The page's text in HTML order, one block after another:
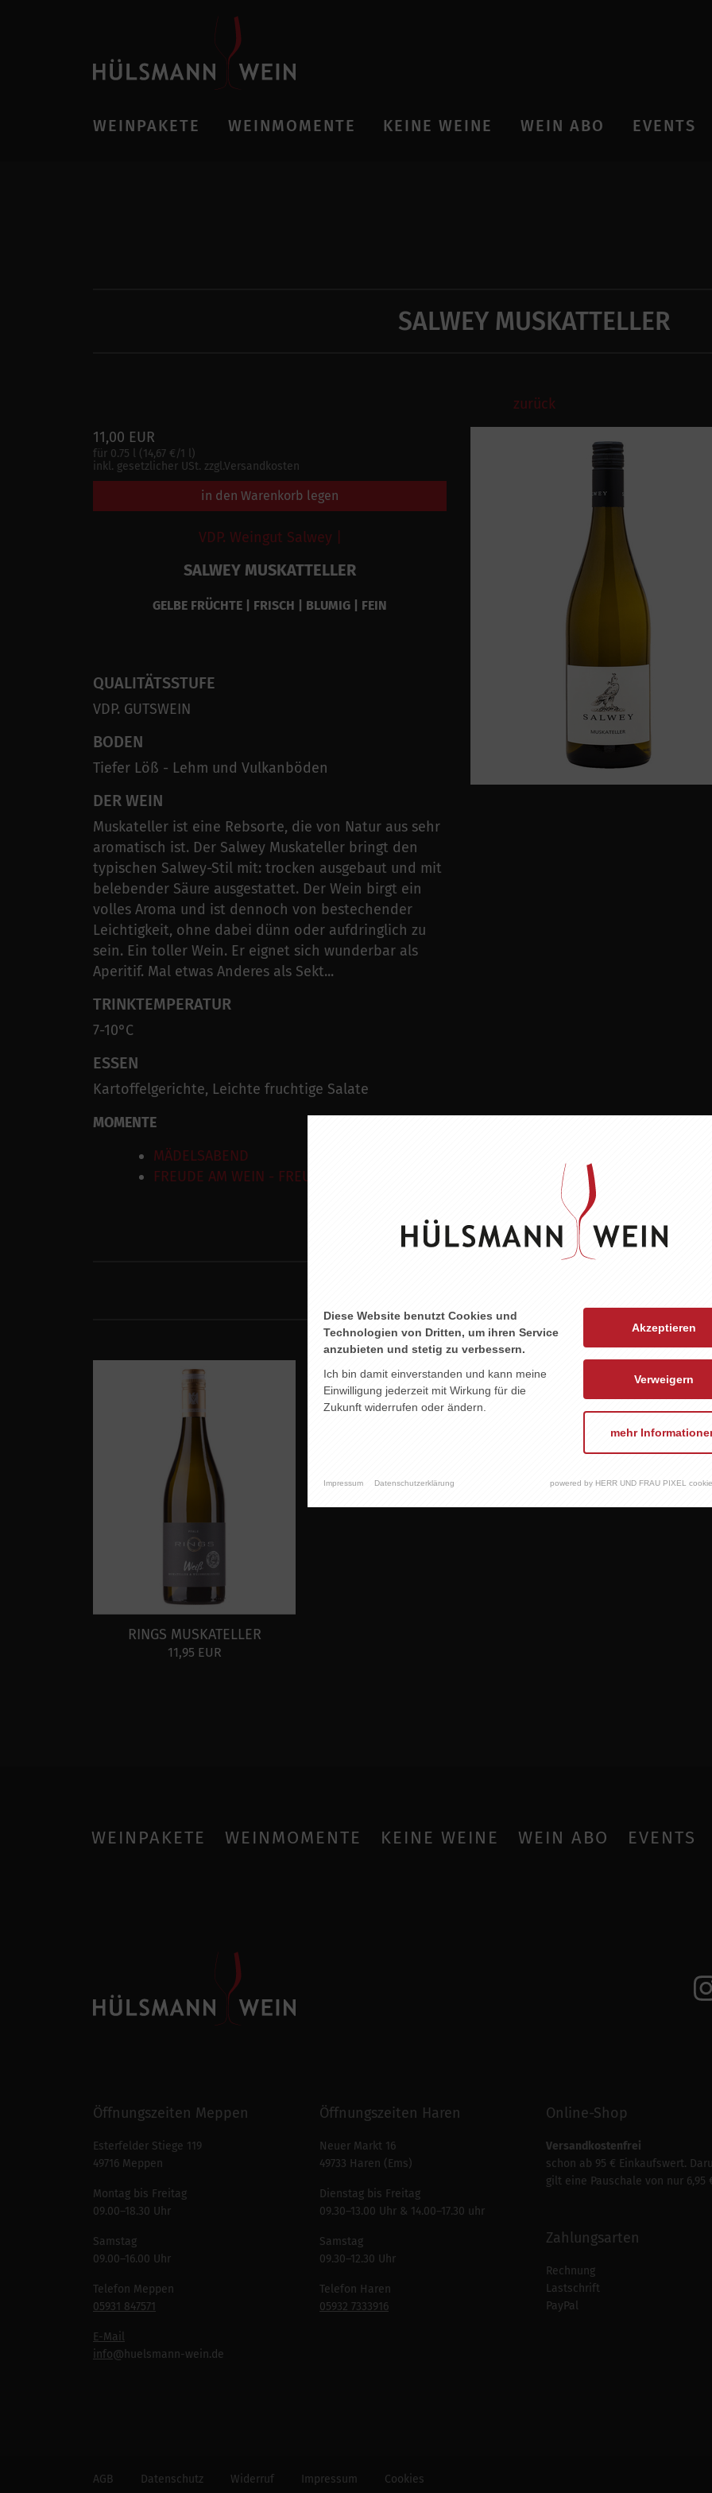
WEINPAKETE WEINMOMENTE KEINE WEINE WEIN ABO EVENTS
SALWEY MUSKATTELLER
zurück
11,00 EUR
für 0.75 l (14,67 €/1 l)
inkl. gesetzlicher USt. zzgl.Versandkosten
in den Warenkorb legen
VDP. Weingut Salwey |
SALWEY MUSKATTELLER
GELBE FRÜCHTE | FRISCH | BLUMIG | FEIN
QUALITÄTSSTUFE
VDP. GUTSWEIN
BODEN
Tiefer Löß - Lehm und Vulkanböden
DER WEIN
Muskateller ist eine Rebsorte, die von Natur aus sehr
aromatisch ist. Der Salwey Muskateller bringt den
typischen Salwey-Stil mit: trocken ausgebaut und mit
belebender Säure ausgestattet. Der Wein birgt ein
volles Aroma und ist dennoch von bestechender
Leichtigkeit, ohne dabei dünn oder aufdringlich zu
sein. Ein toller Wein. Er eignet sich wunderbar als
Aperitif. Mal etwas Anderes als Sekt...
TRINKTEMPERATUR
7-10°C
ESSEN
Kartoffelgerichte, Leichte fruchtige Salate
MOMENTE
MÄDELSABEND
FREUDE AM WEIN - FREUDE AM LEBEN
RINGS MUSKATELLER
11,95 EUR
WEINPAKETE WEINMOMENTE KEINE WEINE WEIN ABO EVENTS
Öffnungszeiten Meppen
Esterfelder Stiege 119
49716 Meppen
Montag bis Freitag
09.00–18.30 Uhr
Samstag
09.00–16.00 Uhr
Telefon Meppen
05931 847571
E-Mail
info@huelsmann-wein.de
Öffnungszeiten Haren
Neuer Markt 16
49733 Haren (Ems)
Dienstag bis Freitag
09.30–13.00 Uhr & 14.00–17.30 uhr
Samstag
09.30–12.30 Uhr
Telefon Haren
05932 7333916
Online-Shop
Versandkostenfrei
schon ab 95 € Einkaufswert.
gilt eine Pauschale von nur 6,95
Zahlungsarten
Rechnung
Lastschrift
PayPal
AGB Datenschutz Widerruf Impressum Cookies
Diese Website benutzt Cookies und
Technologien von Dritten, um ihren Service
anzubieten und stetig zu verbessern.
Ich bin damit einverstanden und kann meine
Einwilligung jederzeit mit Wirkung für die
Zukunft widerrufen oder ändern.
Akzeptieren
Verweigern
mehr
Impressum Datenschutzerklärung powered by HERR UND FRAU PIXEL